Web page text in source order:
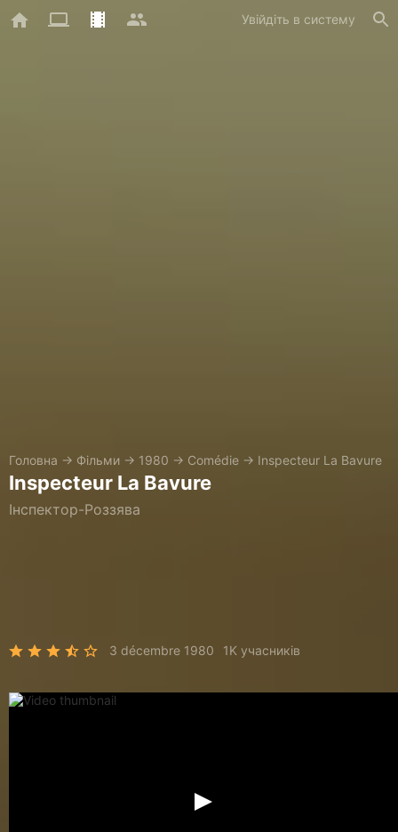
Увійдіть в систему
Головна → Фільми → 1980 → Comédie → Inspecteur La Bavure
Inspecteur La Bavure
Інспектор-Роззява
3 décembre 1980 1K учасників